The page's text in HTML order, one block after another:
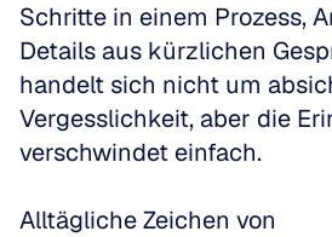
Schritte in einem Prozess,
Details aus kürzlichen
handelt sich nicht um
Vergesslichkeit, aber die
verschwindet einfach.